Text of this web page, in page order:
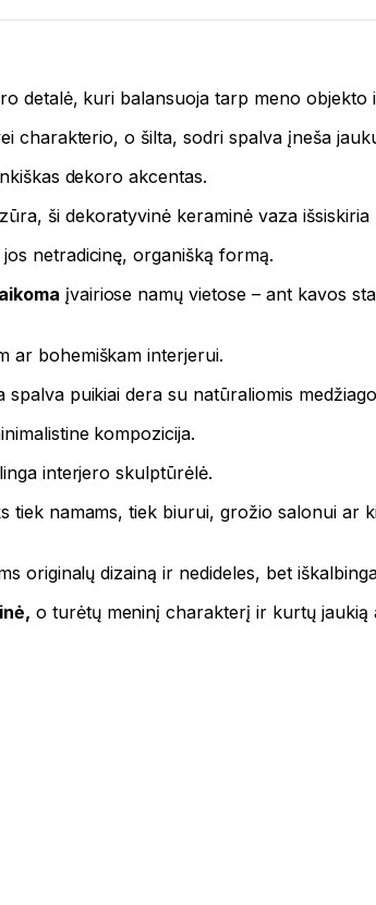
detalė, kuri balansuoja tarp meno objekto
o šilta, sodri spalva įneša
dekoro akcentas.
ši dekoratyvinė keraminė vaza
netradicinę, organišką formą.
įvairiose namų vietose – ant kavos
ar bohemiškam interjerui.
puikiai dera su natūraliomis
kompozicija.
interjero skulptūrėlė.
tiek namams, tiek biurui, grožio salonui ar
originalų dizainą ir nedideles, bet
o turėtų meninį charakterį ir kurtų jaukią